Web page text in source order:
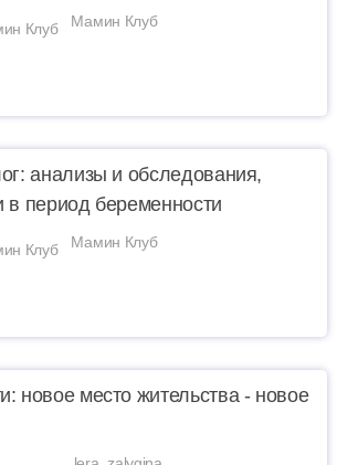
Мамин Клуб
анализы и обследования,
в период беременности
Мамин Клуб
новое место жительства - новое